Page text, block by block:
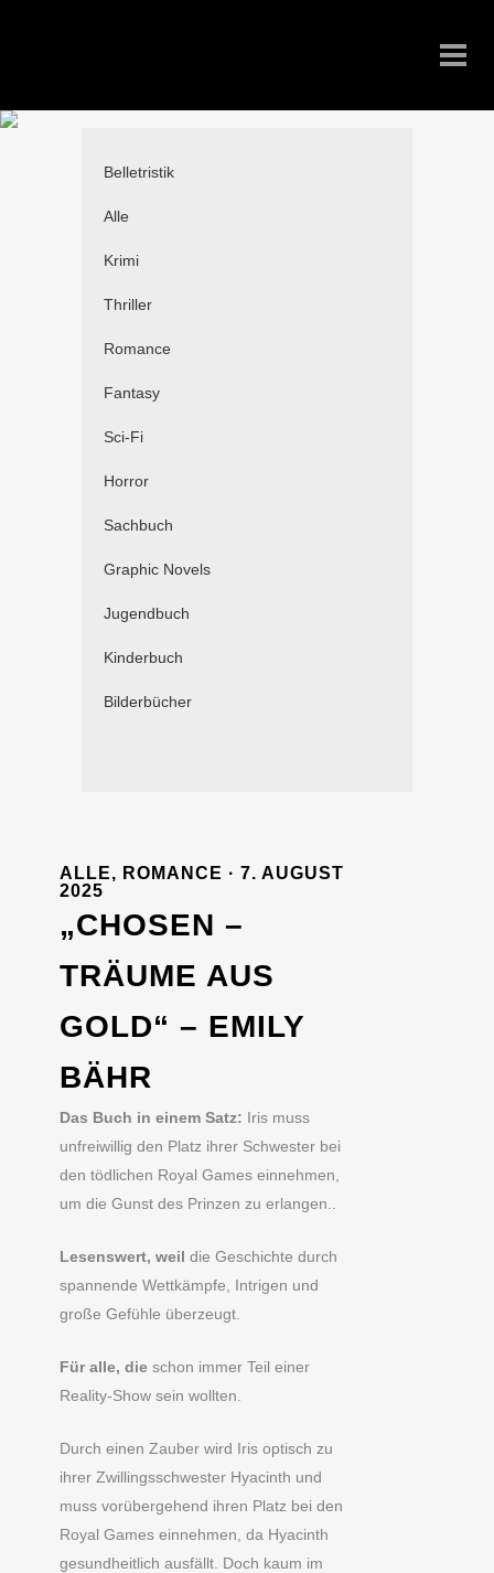
Belletristik
Alle
Krimi
Thriller
Romance
Fantasy
Sci-Fi
Horror
Sachbuch
Graphic Novels
Jugendbuch
Kinderbuch
Bilderbücher
ALLE, ROMANCE · 7. AUGUST
2025
„CHOSEN –
TRÄUME AUS
GOLD“ – EMILY
BÄHR
Das Buch in einem Satz: Iris muss
unfreiwillig den Platz ihrer Schwester bei
den tödlichen Royal Games einnehmen,
um die Gunst des Prinzen zu erlangen..
Lesenswert, weil die Geschichte durch
spannende Wettkämpfe, Intrigen und
große Gefühle überzeugt.
Für alle, die schon immer Teil einer
Reality-Show sein wollten.
Durch einen Zauber wird Iris optisch zu
ihrer Zwillingsschwester Hyacinth und
muss vorübergehend ihren Platz bei den
Royal Games einnehmen, da Hyacinth
gesundheitlich ausfällt. Doch kaum im